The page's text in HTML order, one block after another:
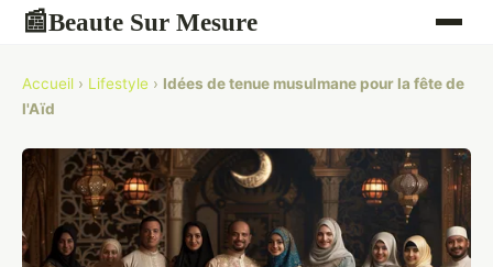
📰Beaute Sur Mesure
Accueil › Lifestyle › Idées de tenue musulmane pour la fête de
l'Aïd